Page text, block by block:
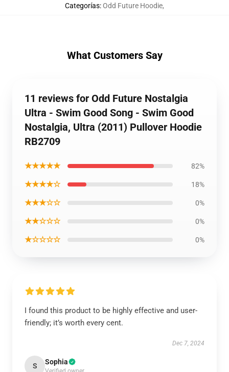
Categorías:Odd Future Hoodie,
What Customers Say
11 reviews for Odd Future Nostalgia
Ultra - Swim Good Song - Swim Good
Nostalgia, Ultra (2011) Pullover Hoodie
RB2709
★★★★★ 82%
★★★★☆ 18%
★★★☆☆ 0%
★★☆☆☆ 0%
★☆☆☆☆ 0%
I found this product to be highly effective and user-
friendly; it’s worth every cent.
Dec 7, 2024
S Sophia